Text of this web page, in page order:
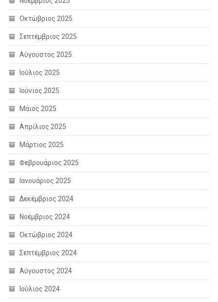
Οκτώβριος 2025
Σεπτέμβριος 2025
Αύγουστος 2025
Ιούλιος 2025
Ιούνιος 2025
Μάιος 2025
Απρίλιος 2025
Μάρτιος 2025
Φεβρουάριος 2025
Ιανουάριος 2025
Δεκέμβριος 2024
Νοέμβριος 2024
Οκτώβριος 2024
Σεπτέμβριος 2024
Αύγουστος 2024
Ιούλιος 2024